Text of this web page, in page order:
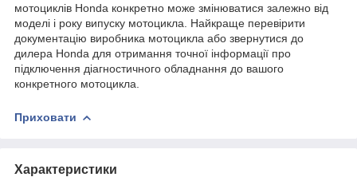
мотоциклів Honda конкретно може змінюватися залежно від
моделі і року випуску мотоцикла. Найкраще перевірити
документацію виробника мотоцикла або звернутися до
дилера Honda для отримання точної інформації про
підключення діагностичного обладнання до вашого
конкретного мотоцикла.
Приховати
Характеристики